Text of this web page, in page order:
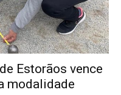
Estorãos vence
modalidade